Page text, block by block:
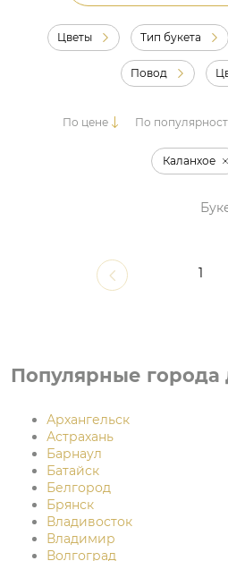
Цветы Тип букета
Повод
По цене По
Каланхое
1
Популярные города
Архангельск
Астрахань
Барнаул
Батайск
Белгород
Брянск
Владивосток
Владимир
Волгоград